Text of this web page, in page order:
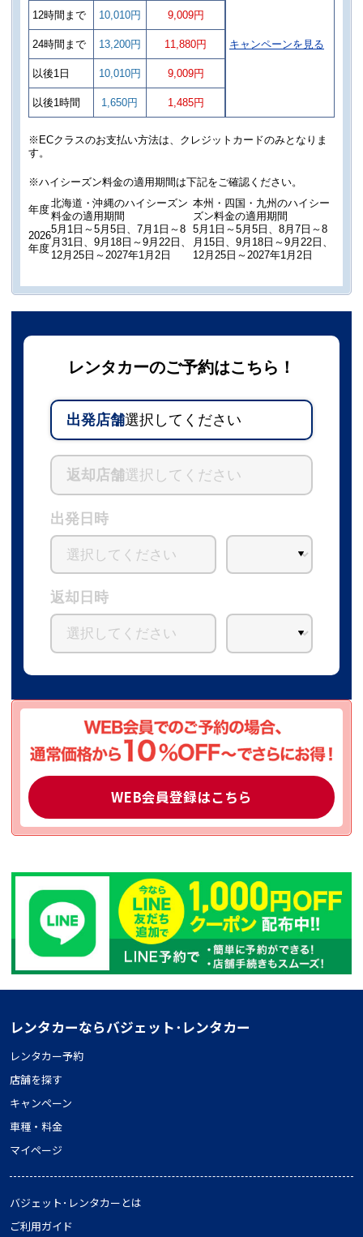
キャンペーンを見る
12時間まで 10,010円 9,009円
24時間まで 13,200円 11,880円
以後1日 10,010円 9,009円
以後1時間 1,650円 1,485円
※ECクラスのお支払い方法は、クレジットカードのみとなりま
す。
※ハイシーズン料金の適用期間は下記をご確認ください。
年度
北海道・沖縄のハイシーズン
料金の適用期間
本州・四国・九州のハイシー
ズン料金の適用期間
2026
年度
5月1日～5月5日、7月1日～8
月31日、9月18日～9月22日、
12月25日～2027年1月2日
5月1日～5月5日、8月7日～8
月15日、9月18日～9月22日、
12月25日～2027年1月2日
レンタカーのご予約はこちら！
出発店舗選択してください
返却店舗選択してください
出発日時
返却日時
WEB会員登録はこちら
レンタカーならバジェット･レンタカー
レンタカー予約
店舗を探す
キャンペーン
車種・料金
マイページ
バジェット･レンタカーとは
ご利用ガイド